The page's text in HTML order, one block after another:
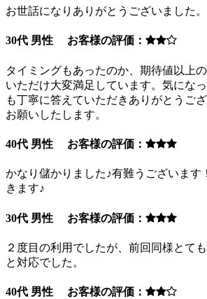
お世話になりありがとうございました。
30代 男性 お客様の評価：
タイミングもあったのか、期待値以上
いただけ大変満足しています。気にな
も丁寧に答えていただきありがとうご
お願いしたします。
40代 男性 お客様の評価：
かなり儲かりました♪有難うございます
きます♪
30代 男性 お客様の評価：
２度目の利用でしたが、前回同様とて
と対応でした。
40代 男性 お客様の評価：